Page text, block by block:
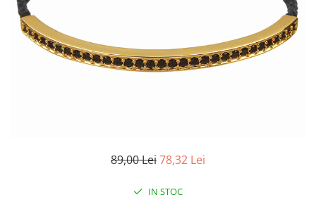
CERCEI
CEASURI DAMA
89,00 Lei78,32 Lei
IN STOC